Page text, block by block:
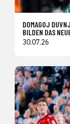
DOMAGOJ
BILDEN DAS
30.07.26